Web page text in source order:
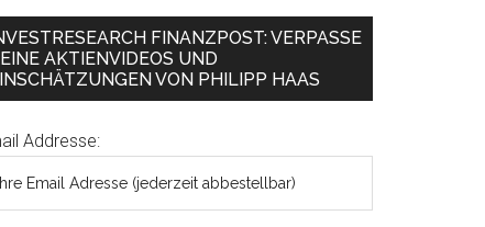
FINANZPOST: VERPASSE
AKTIENVIDEOS UND
VON PHILIPP HAAS
Addresse: